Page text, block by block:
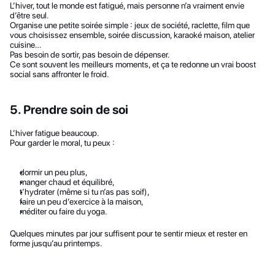
L’hiver, tout le monde est fatigué, mais personne n’a vraiment envie
d’être seul.
Organise une petite soirée simple : jeux de société, raclette, film que
vous choisissez ensemble, soirée discussion, karaoké maison, atelier
cuisine…
Pas besoin de sortir, pas besoin de dépenser.
Ce sont souvent les meilleurs moments, et ça te redonne un vrai boost
social sans affronter le froid.
5. Prendre soin de soi
L’hiver fatigue beaucoup.
Pour garder le moral, tu peux :
dormir un peu plus,
manger chaud et équilibré,
t’hydrater (même si tu n’as pas soif),
faire un peu d’exercice à la maison,
méditer ou faire du yoga.
Quelques minutes par jour suffisent pour te sentir mieux et rester en
forme jusqu’au printemps.